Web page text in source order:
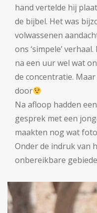
hand vertelde hij
de bijbel. Het was
volwassenen
ons ‘simpele’
na een uur wel wat
de concentratie.
door
Na afloop hadden
gesprek met een
maakten nog wat
Onder de indruk van
onbereikbare